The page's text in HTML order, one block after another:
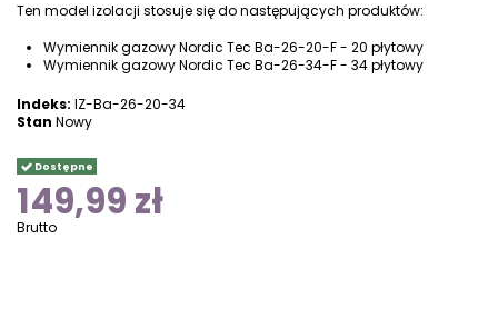
Ten model izolacji stosuje się do następujących produktów:
Wymiennik gazowy Nordic Tec Ba-26-20-F - 20 płytowy
Wymiennik gazowy Nordic Tec Ba-26-34-F - 34 płytowy
Indeks: IZ-Ba-26-20-34
Stan Nowy
Dostępne
149,99 zł
Brutto